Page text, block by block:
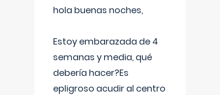
hola buenas noches,
Estoy embarazada de 4
semanas y media, qué
debería hacer?Es
epligroso acudir al centro